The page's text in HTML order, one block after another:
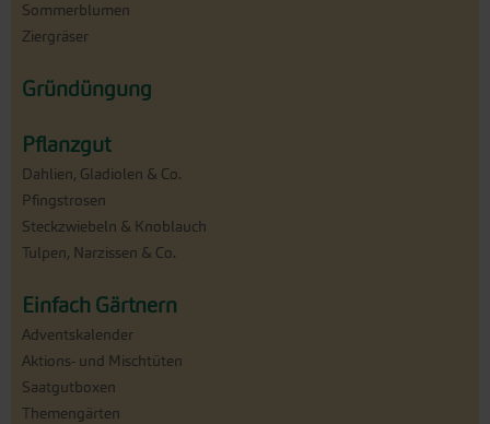
Sommerblumen
Ziergräser
Gründüngung
Pflanzgut
Dahlien, Gladiolen & Co.
Pfingstrosen
Steckzwiebeln & Knoblauch
Tulpen, Narzissen & Co.
Einfach Gärtnern
Adventskalender
Aktions- und Mischtüten
Saatgutboxen
Themengärten